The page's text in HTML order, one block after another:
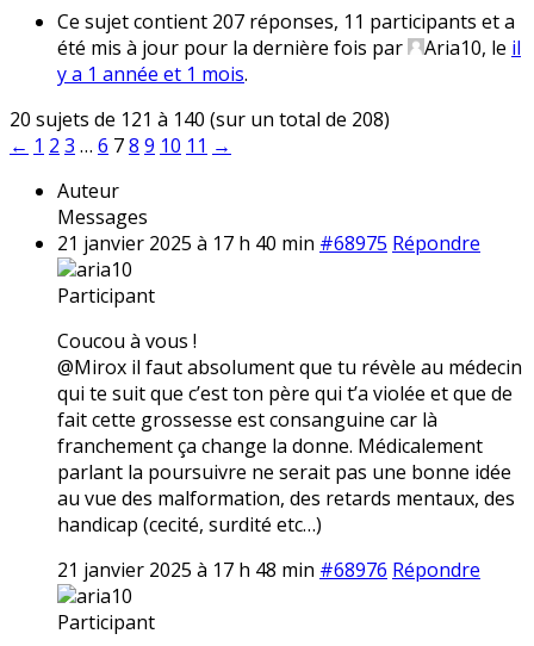
Ce sujet contient 207 réponses, 11 participants et a
été mis à jour pour la dernière fois par
Aria10, le il
y a 1 année et 1 mois.
20 sujets de 121 à 140 (sur un total de 208)
← 1 2 3 … 6 78 9 10 11 →
Auteur
Messages
21 janvier 2025 à 17 h 40 min #68975 Répondre
aria10
Participant
Coucou à vous !
@Mirox il faut absolument que tu révèle au médecin
qui te suit que c’est ton père qui t’a violée et que de
fait cette grossesse est consanguine car là
franchement ça change la donne. Médicalement
parlant la poursuivre ne serait pas une bonne idée
au vue des malformation, des retards mentaux, des
handicap (cecité, surdité etc…)
21 janvier 2025 à 17 h 48 min #68976 Répondre
aria10
Participant